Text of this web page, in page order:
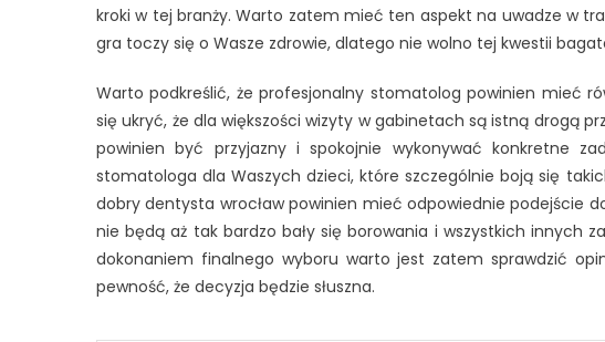
kroki w tej branży. Warto zatem mieć ten aspekt na uwadze w
gra toczy się o Wasze zdrowie, dlatego nie wolno tej kwestii
Warto podkreślić, że profesjonalny stomatolog powinien mieć
się ukryć, że dla większości wizyty w gabinetach są istną drogą
powinien być przyjazny i spokojnie wykonywać konkretne
stomatologa dla Waszych dzieci, które szczególnie boją się
dobry dentysta wrocław powinien mieć odpowiednie podejście
nie będą aż tak bardzo bały się borowania i wszystkich innych
dokonaniem finalnego wyboru warto jest zatem sprawdzić
pewność, że decyzja będzie słuszna.